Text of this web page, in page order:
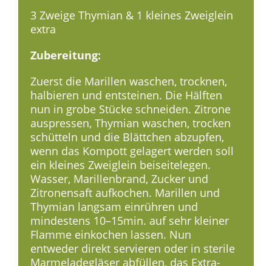
3 Zweige Thymian & 1 kleines Zweiglein
extra
Zubereitung:
Zuerst die Marillen waschen, trocknen,
halbieren und entsteinen. Die Hälften
nun in grobe Stücke schneiden. Zitrone
auspressen, Thymian waschen, trocken
schütteln und die Blättchen abzupfen,
wenn das Kompott gelagert werden soll
ein kleines Zweiglein beiseitelegen.
Wasser, Marillenbrand, Zucker und
Zitronensaft aufkochen. Marillen und
Thymian langsam einrühren und
mindestens 10–15min. auf sehr kleiner
Flamme einkochen lassen. Nun
entweder direkt servieren oder in sterile
Marmeladegläser abfüllen, das Extra-